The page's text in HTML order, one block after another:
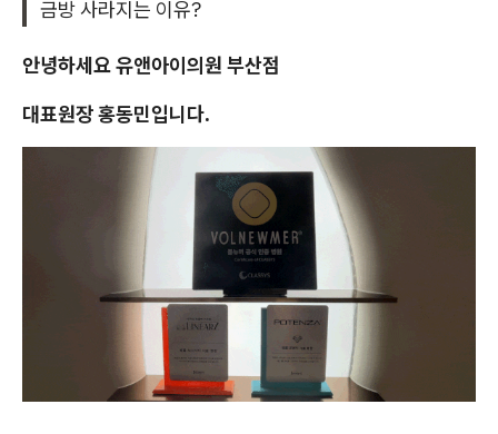
금방 사라지는 이유?
안녕하세요 유앤아이의원 부산점
대표원장 홍동민입니다.